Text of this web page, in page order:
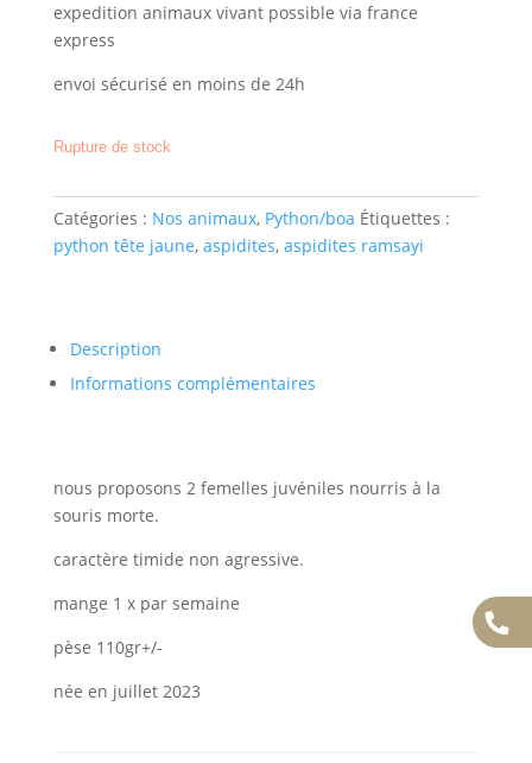
expedition animaux vivant possible via france
express
envoi sécurisé en moins de 24h
Rupture de stock
Catégories : Nos animaux, Python/boa Étiquettes :
python tête jaune, aspidites, aspidites ramsayi
Description
Informations complémentaires
nous proposons 2 femelles juvéniles nourris à la
souris morte.
caractère timide non agressive.
mange 1 x par semaine
pèse 110gr+/-
née en juillet 2023